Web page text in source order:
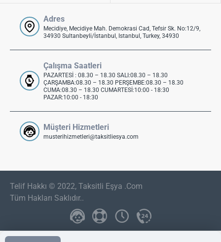
Adres
Mecidiye, Mecidiye Mah. Demokrasi Cad, Tefsir Sk. No:12/9,
34930 Sultanbeyli/İstanbul, Istanbul, Turkey, 34930
Çalışma Saatleri
PAZARTESİ : 08.30 – 18.30 SALI:08.30 – 18.30
ÇARŞAMBA:08.30 – 18.30 PERŞEMBE:08.30 – 18.30
CUMA:08.30 – 18.30 CUMARTESİ:10:00 - 18:30
PAZAR:10:00 - 18:30
Müşteri Hizmetleri
musterihizmetleri@taksitliesya.com
Telif Hakkı © 2022, Taksitli Eşya .Com
Tüm Hakları Saklıdır..